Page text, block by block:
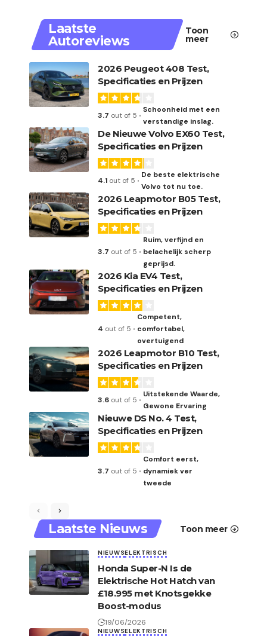
Laatste
Autoreviews
Toon
meer
2026 Peugeot 408 Test,
Specificaties en Prijzen
3.7 out of 5
Schoonheid met een
verstandige inslag.
De Nieuwe Volvo EX60 Test,
Specificaties en Prijzen
4.1 out of 5
De beste elektrische
Volvo tot nu toe.
2026 Leapmotor B05 Test,
Specificaties en Prijzen
3.7 out of 5
Ruim, verfijnd en
belachelijk scherp
geprijsd.
2026 Kia EV4 Test,
Specificaties en Prijzen
4 out of 5
Competent,
comfortabel,
overtuigend
2026 Leapmotor B10 Test,
Specificaties en Prijzen
3.6 out of 5
Uitstekende Waarde,
Gewone Ervaring
Nieuwe DS No. 4 Test,
Specificaties en Prijzen
3.7 out of 5
Comfort eerst,
dynamiek ver
tweede
Laatste Nieuws Toon meer
NIEUWSELEKTRISCH
Honda Super-N Is de
Elektrische Hot Hatch van
£18.995 met Knotsgekke
Boost-modus
19/06/2026
NIEUWSELEKTRISCH